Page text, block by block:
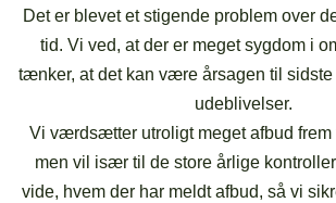
Det er blevet et stigende problem over
tid. Vi ved, at der er meget sygdom i
tænker, at det kan være årsagen til
udeblivelser.
Vi værdsætter utroligt meget afbud frem
men vil især til de store årlige
vide, hvem der har meldt afbud, så vi